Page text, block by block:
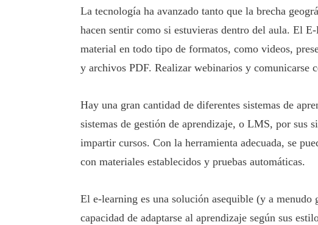
La tecnología ha avanzado tanto que la brecha
hacen sentir como si estuvieras dentro del aula. El
material en todo tipo de formatos, como videos,
y archivos PDF. Realizar webinarios y comunicarse
Hay una gran cantidad de diferentes sistemas de
sistemas de gestión de aprendizaje, o LMS, por sus
impartir cursos. Con la herramienta adecuada, se
con materiales establecidos y pruebas automáticas.
El e-learning es una solución asequible (y a
capacidad de adaptarse al aprendizaje según sus